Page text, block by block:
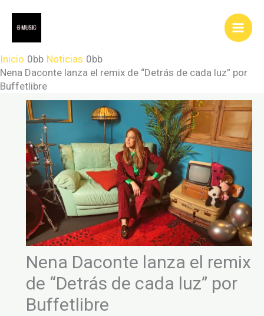
contenido
Inicio
Noticias
Nena Daconte lanza el remix de “Detrás de cada luz” por
Buffetlibre
Nena Daconte lanza el remix
de “Detrás de cada luz” por
Buffetlibre